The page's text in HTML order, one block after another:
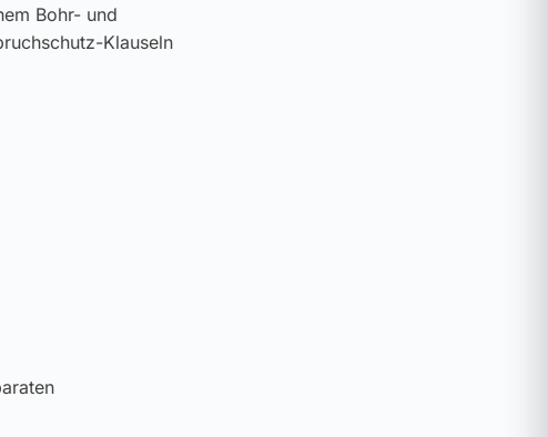
Bohr- und
Klauseln